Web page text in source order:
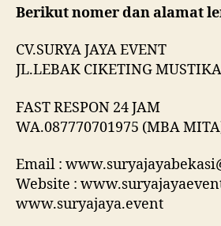
Berikut nomer dan alamat
CV.SURYA JAYA EVENT
JL.LEBAK CIKETING
FAST RESPON 24 JAM
WA.087770701975 (MBA
Email :
Website :
www.suryajaya.event